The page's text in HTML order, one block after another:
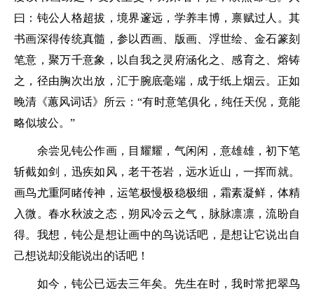
曰：钝公人格超拔，境界邃远，学养丰博，禀赋过人。其
书画深得传统真髓，参以西画、版画、浮世绘、金石篆刻
笔意，聚万千意象，以自我之灵府涵化之、感育之、熔铸
之，径由胸次出放，汇于腕底毫端，成于纸上烟云。正如
晚清《蕙风词话》所云：“有时意笔俱化，纯任天倪，竟能
略似坡公。”
余尝见钝公作画，目耀耀，气闲闲，意雄雄，初下笔
斩截如剑，迅疾如风，老干苍岩，远水近山，一挥而就。
画鸟尤重阿睹传神，运笔极慢极稳极细，霜素凝鲜，体精
入微。春水秋波之态，朔风冷云之气，脉脉凛凛，流盼自
得。我想，钝公是想让画中的鸟说话吧，是想让它说出自
己想说却没能说出的话吧！
如今，钝公已远去三年矣。先生在时，我时常把翠鸟